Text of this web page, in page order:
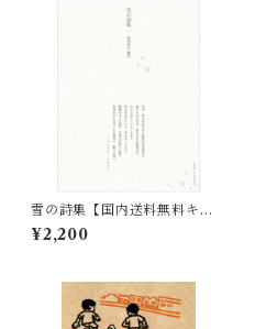
雪の詩集【国内送料無料キャ
ンペーン実施中！】
¥2,200